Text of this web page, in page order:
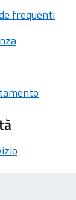
frequenti